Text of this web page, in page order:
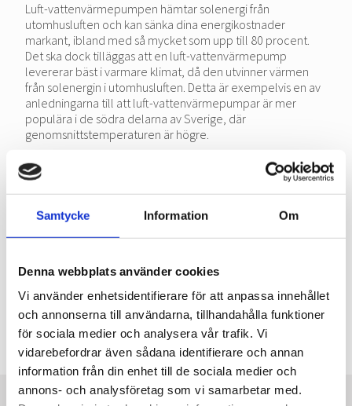
Samtycke Information Om
Denna webbplats använder cookies
Vi använder enhetsidentifierare för att anpassa innehållet
och annonserna till användarna, tillhandahålla funktioner
för sociala medier och analysera vår trafik. Vi
vidarebefordrar även sådana identifierare och annan
information från din enhet till de sociala medier och
annons- och analysföretag som vi samarbetar med.
Luft-vattenvärmepumpen hämtar solenergi från
utomhusluften och kan sänka dina energikostnader
markant, ibland med så mycket som upp till 80 procent.
Det ska dock tilläggas att en luft-vattenvärmepump
levererar bäst i varmare klimat, då den utvinner värmen
från solenergin i utomhusluften. Detta är exempelvis en av
anledningarna till att luft-vattenvärmepumpar är mer
populära i de södra delarna av Sverige, där
genomsnittstemperaturen är högre.
För att säkerställa att du får rätt dimensionering för att
uppnå optimal kostnadsbesparing, är det viktigt att
installationen av luft-vattenvärmepumpen utförs korrekt.
Det kan vi hjälpa dig med.
Har du fler frågor om luft-vattenvärmepumpar i Örebro? Vi
förutsättningarna för just din bostad. Därmed är du trygg
vattenvärmepumpen för ditt hem. Ring gärna oss nu på tel:
019-611 78 85.